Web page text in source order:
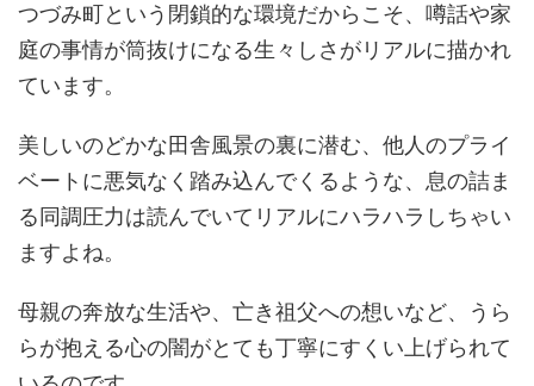
つづみ町という閉鎖的な環境だからこそ、噂話や家
庭の事情が筒抜けになる生々しさがリアルに描かれ
ています。
美しいのどかな田舎風景の裏に潜む、他人のプライ
ベートに悪気なく踏み込んでくるような、息の詰ま
る同調圧力は読んでいてリアルにハラハラしちゃい
ますよね。
母親の奔放な生活や、亡き祖父への想いなど、うら
らが抱える心の闇がとても丁寧にすくい上げられて